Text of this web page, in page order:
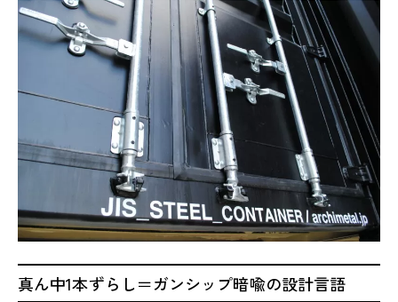
真ん中1本ずらし＝ガンシップ暗喩の設計言語